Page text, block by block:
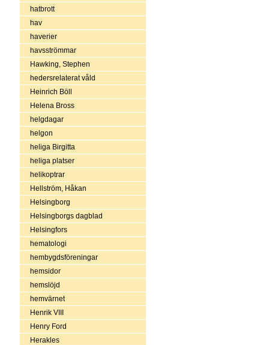
hatbrott
hav
haverier
havsströmmar
Hawking, Stephen
hedersrelaterat våld
Heinrich Böll
Helena Bross
helgdagar
helgon
heliga Birgitta
heliga platser
helikoptrar
Hellström, Håkan
Helsingborg
Helsingborgs dagblad
Helsingfors
hematologi
hembygdsföreningar
hemsidor
hemslöjd
hemvärnet
Henrik VIII
Henry Ford
Herakles